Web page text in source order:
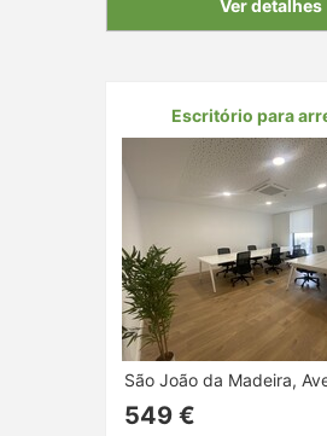
Ver detalhes
Escritório para
São João da Madeira,
549 €